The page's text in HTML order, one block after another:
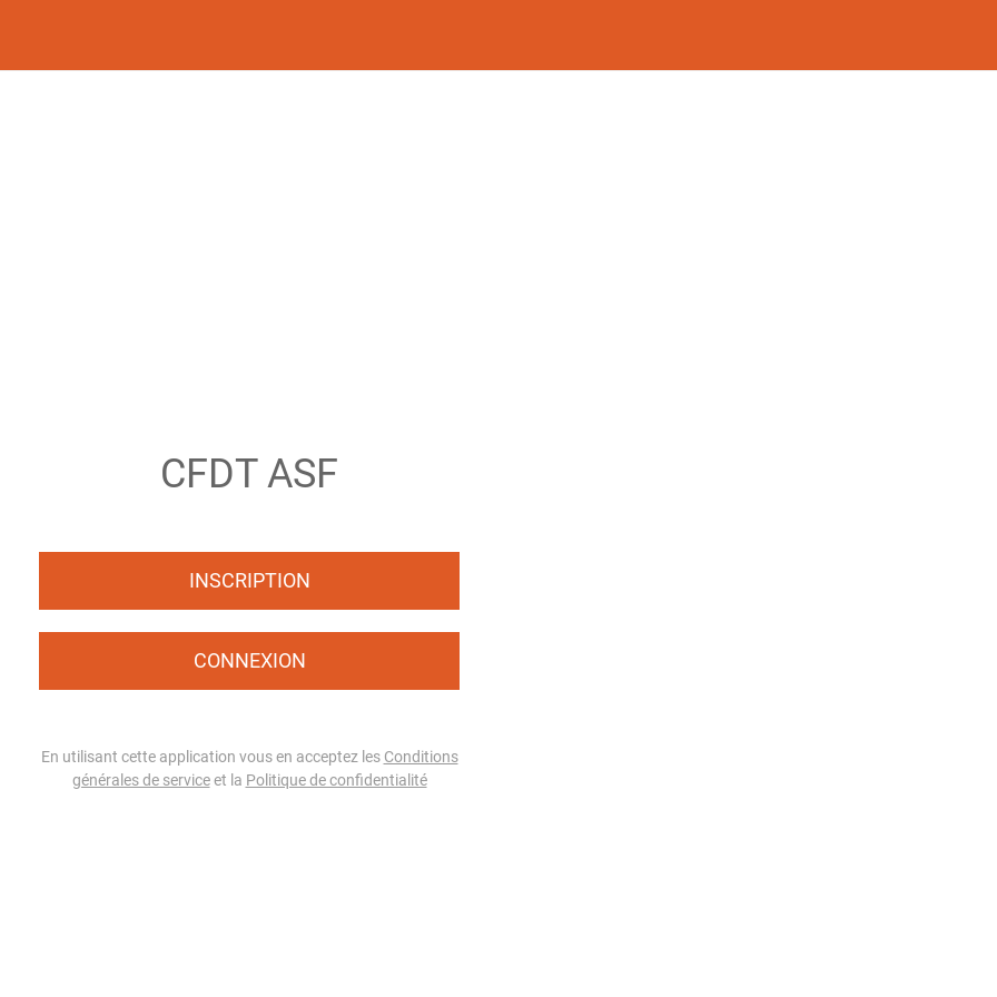
CFDT ASF
INSCRIPTION
CONNEXION
En utilisant cette application vous en acceptez les Conditions
générales de serviceet la Politique de confidentialité